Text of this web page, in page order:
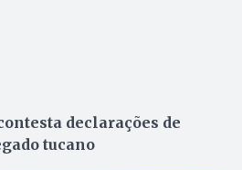
declarações de
tucano